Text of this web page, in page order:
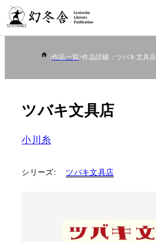
作品一覧 作品詳細：ツバキ文具店
ツバキ文具店
小川糸
シリーズ: ツバキ文具店